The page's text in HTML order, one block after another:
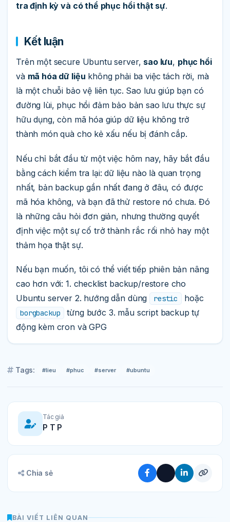
tra định kỳ và có thể phục hồi thật sự.
Kết luận
Trên một secure Ubuntu server, sao lưu, phục hồi
và mã hóa dữ liệu không phải ba việc tách rời, mà
là một chuỗi bảo vệ liên tục. Sao lưu giúp bạn có
đường lùi, phục hồi đảm bảo bản sao lưu thực sự
hữu dụng, còn mã hóa giúp dữ liệu không trở
thành món quà cho kẻ xấu nếu bị đánh cắp.
Nếu chỉ bắt đầu từ một việc hôm nay, hãy bắt đầu
bằng cách kiểm tra lại: dữ liệu nào là quan trọng
nhất, bản backup gần nhất đang ở đâu, có được
mã hóa không, và bạn đã thử restore nó chưa. Đó
là những câu hỏi đơn giản, nhưng thường quyết
định việc một sự cố trở thành rắc rối nhỏ hay một
thảm họa thật sự.
Nếu bạn muốn, tôi có thể viết tiếp phiên bản nâng
cao hơn với: 1. checklist backup/restore cho
Ubuntu server 2. hướng dẫn dùng
restic hoặc
borgbackup
từng bước 3. mẫu script backup tự
động kèm cron và GPG
Tags: #lieu #phuc #server #ubuntu
Tác giả
P T P
Chia sẻ
BÀI VIẾT LIÊN QUAN